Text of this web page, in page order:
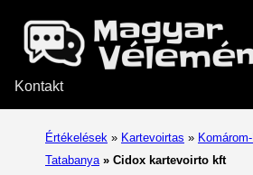
Kontakt
Értékelések » Kartevoirtas »
Tatabanya » Cidox kartevoirto kft